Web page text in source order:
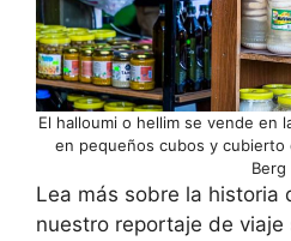
El halloumi o hellim se vende en
en pequeños cubos y
Berg
Lea más sobre la historia
nuestro reportaje de viaje